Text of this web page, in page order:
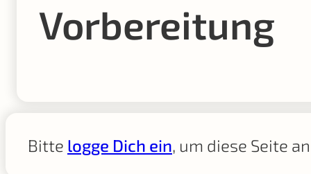
Vorbereitung
Bitte logge Dich ein, um diese Seite